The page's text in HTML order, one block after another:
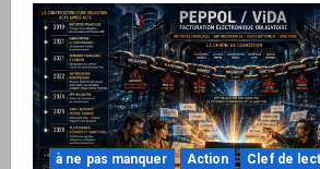
à ne pas manquer Action
Clef de